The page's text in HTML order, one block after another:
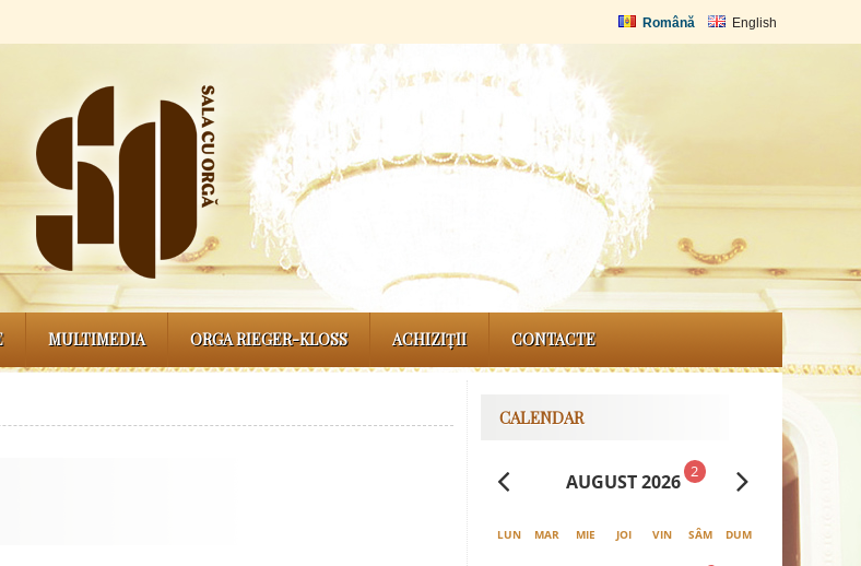
Română English
MULTIMEDIA ORGA RIEGER-KLOSS ACHIZIȚII CONTACTE
CALENDAR
AUGUST 2026 2
LUN MAR MIE JOI VIN SÂM DUM